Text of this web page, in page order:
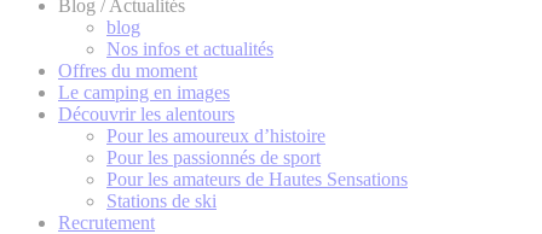
Blog / Actualités
blog
Nos infos et actualités
Offres du moment
Le camping en images
Découvrir les alentours
Pour les amoureux d’histoire
Pour les passionnés de sport
Pour les amateurs de Hautes Sensations
Stations de ski
Recrutement